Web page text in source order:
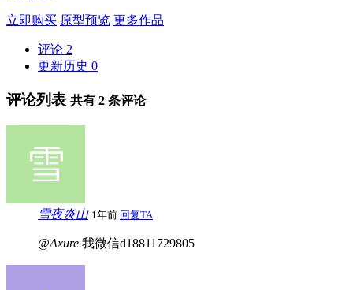
立即购买 原型预览 更多作品
评论 2
更新历史 0
评论列表 共有 2 条评论
雪夜炎山 1年前 回复TA
@Axure 我微信d18811729805